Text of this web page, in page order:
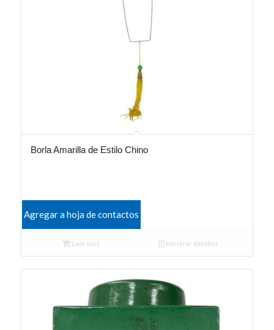
Borla Amarilla de Estilo Chino
Agregar a hoja de contactos
Leer más Mostrar detalles